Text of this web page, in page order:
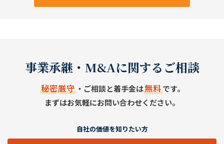
事業承継・M&Aに関するご相談
秘密厳守・ご相談と着手金は無料です。
まずはお気軽にお問い合わせください。
自社の価値を知りたい方